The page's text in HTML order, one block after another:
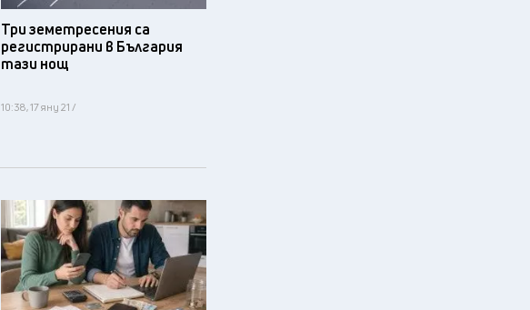
Три земетресения са
регистрирани в България
тази нощ
10:38, 17 яну 21 /